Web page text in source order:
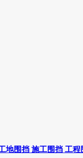
地围挡 施工围挡 工程